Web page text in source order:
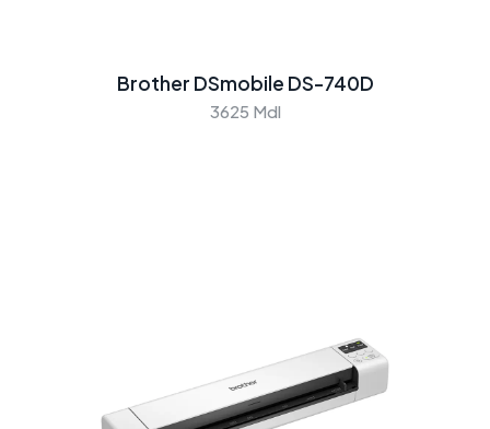
Brother DSmobile DS-740D
3625 Mdl